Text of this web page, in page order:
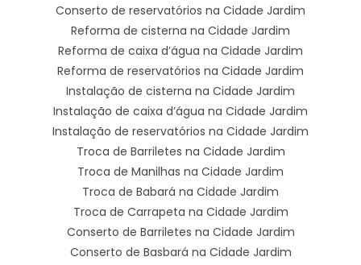
Conserto de reservatórios na Cidade Jardim
Reforma de cisterna na Cidade Jardim
Reforma de caixa d’água na Cidade Jardim
Reforma de reservatórios na Cidade Jardim
Instalação de cisterna na Cidade Jardim
Instalação de caixa d’água na Cidade Jardim
Instalação de reservatórios na Cidade Jardim
Troca de Barriletes na Cidade Jardim
Troca de Manilhas na Cidade Jardim
Troca de Babará na Cidade Jardim
Troca de Carrapeta na Cidade Jardim
Conserto de Barriletes na Cidade Jardim
Conserto de Basbará na Cidade Jardim